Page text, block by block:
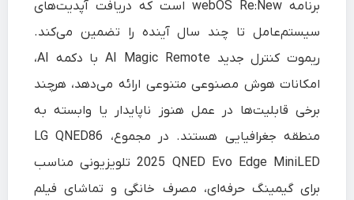
برنامه webOS Re:New است که دریافت آپدیت‌های
سیستم‌عامل تا چند سال آینده را تضمین می‌کند.
ریموت کنترل جدید AI Magic Remote با دکمه AI،
امکانات هوش مصنوعی متنوعی ارائه می‌دهد، هرچند
برخی قابلیت‌ها در عمل هنوز ناپایدار یا وابسته به
منطقه جغرافیایی هستند. در مجموع، LG QNED86
2025 QNED Evo Edge MiniLED تلویزیونی مناسب
برای گیمینگ حرفه‌ای، مصرف خانگی و تماشای فیلم